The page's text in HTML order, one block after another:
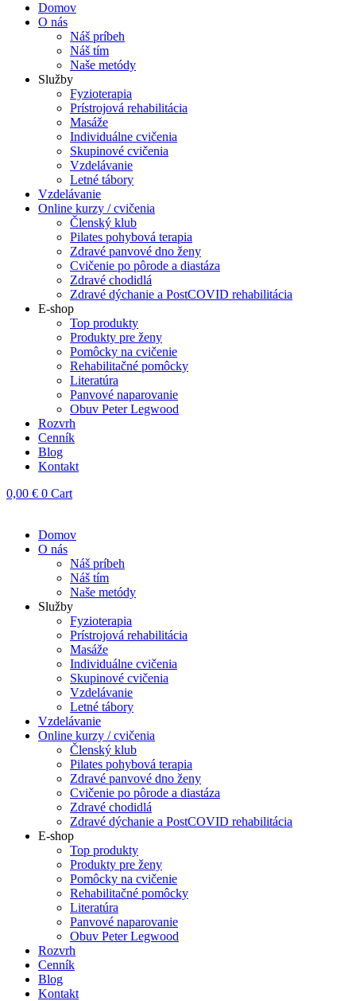
Domov
O nás
Náš príbeh
Náš tím
Naše metódy
Služby
Fyzioterapia
Prístrojová rehabilitácia
Masáže
Individuálne cvičenia
Skupinové cvičenia
Vzdelávanie
Letné tábory
Vzdelávanie
Online kurzy / cvičenia
Členský klub
Pilates pohybová terapia
Zdravé panvové dno ženy
Cvičenie po pôrode a diastáza
Zdravé chodidlá
Zdravé dýchanie a PostCOVID rehabilitácia
E-shop
Top produkty
Produkty pre ženy
Pomôcky na cvičenie
Rehabilitačné pomôcky
Literatúra
Panvové naparovanie
Obuv Peter Legwood
Rozvrh
Cenník
Blog
Kontakt
0,00 € 0 Cart
Domov
O nás
Náš príbeh
Náš tím
Naše metódy
Služby
Fyzioterapia
Prístrojová rehabilitácia
Masáže
Individuálne cvičenia
Skupinové cvičenia
Vzdelávanie
Letné tábory
Vzdelávanie
Online kurzy / cvičenia
Členský klub
Pilates pohybová terapia
Zdravé panvové dno ženy
Cvičenie po pôrode a diastáza
Zdravé chodidlá
Zdravé dýchanie a PostCOVID rehabilitácia
E-shop
Top produkty
Produkty pre ženy
Pomôcky na cvičenie
Rehabilitačné pomôcky
Literatúra
Panvové naparovanie
Obuv Peter Legwood
Rozvrh
Cenník
Blog
Kontakt